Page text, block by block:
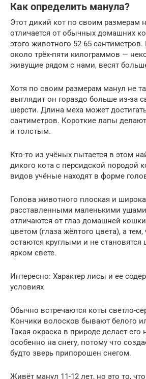
Как определить манула?
Этот дикий кот по своим размерам
отличается от обычных домашних
этого животного 52-65
около трёх-пяти килограммов —
живущие рядом с нами, весят
Хотя по своим размерам манул не
выглядит он гораздо больше из-за
шерсти. Длина меха может
сантиметров. Короткие лапы
и толстым.
Кто-то из учёных пытается в этом
дикого кота с персидской породой
видов учёные находят в форме
Голова животного плоская и
расставленными маленькими
отличаются от глаз домашней
цветом (глаза жёлтого цвета), а тем,
остаются круглыми и не
ярком свете.
Интересно: Характер лисы и ее
условиях
Обычно встречаются коты светло-
Кончики волосков бывают белого
Такая окраска в природе делает
особенно на снегу, потому что
будто зверь припорошен снегом.
Живёт манул 11-12 лет, но это то,